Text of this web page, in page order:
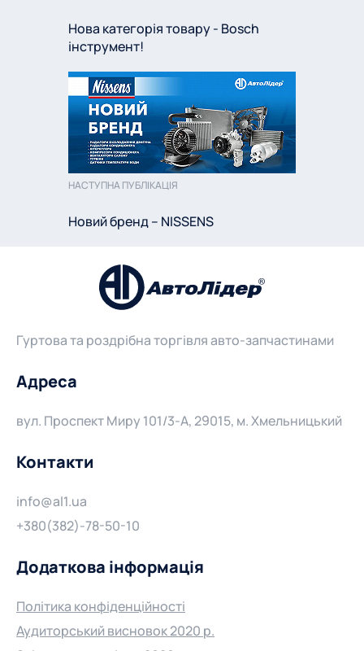
Нова категорія товару - Bosch
інструмент!
НАСТУПНА ПУБЛІКАЦІЯ
Новий бренд – NISSENS
Гуртова та роздрібна торгівля авто-запчастинами
Адреса
вул. Проспект Миру 101/3-А, 29015, м. Хмельницький
Контакти
info@al1.ua
+380(382)-78-50-10
Додаткова інформація
Політика конфіденційності
Аудиторський висновок 2020 р.